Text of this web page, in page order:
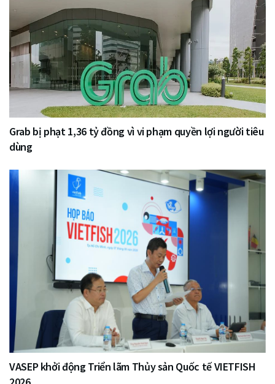
Grab bị phạt 1,36 tỷ đồng vì vi phạm quyền lợi người tiêu
dùng
VASEP khởi động Triển lãm Thủy sản Quốc tế VIETFISH